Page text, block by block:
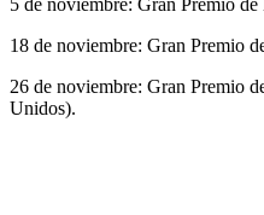
18 de noviembre: Gran Premio
26 de noviembre: Gran Premio
Unidos).